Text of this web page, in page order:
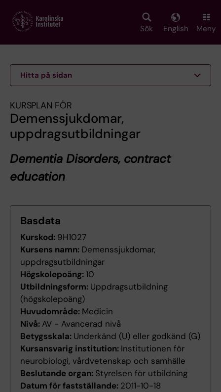
main
Sök English Meny
Hitta på sidan
KURSPLAN FÖR
Demenssjukdomar,
uppdragsutbildningar
Dementia Disorders, contract
education
Basdata
Kurskod: 9H1027
Kursens namn: Demenssjukdomar,
uppdragsutbildningar
Högskolepoäng:10
Utbildningsform: Uppdragsutbildning
(högskolepoäng)
Huvudområde: Medicin
Nivå: AV - Avancerad nivå
Betygsskala: Underkänd (U) eller godkänd (G)
Kursansvarig institution: Institutionen för
neurobiologi, vårdvetenskap och samhälle
Beslutande organ: Styrelsen för utbildning
Datum för fastställande: 2011-10-18